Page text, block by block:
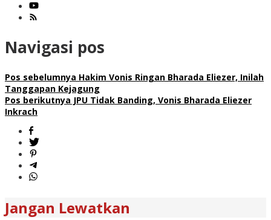
Navigasi pos
Pos sebelumnya Hakim Vonis Ringan Bharada Eliezer, Inilah
Tanggapan Kejagung
Pos berikutnya JPU Tidak Banding, Vonis Bharada Eliezer
Inkrach
Jangan Lewatkan